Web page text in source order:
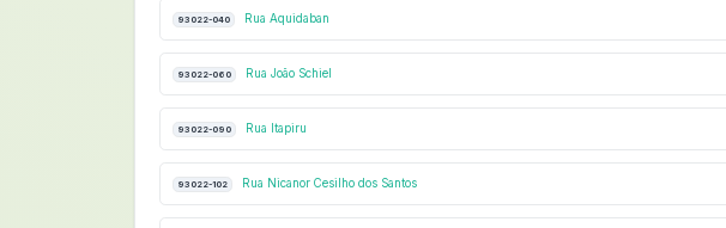
93022-040 Rua Aquidaban
93022-060 Rua João Schiel
93022-090 Rua Itapiru
93022-102 Rua Nicanor Cesilho dos Santos